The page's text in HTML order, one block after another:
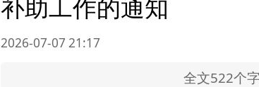
补助工作的通知
2026-07-07 21:17
全文522个